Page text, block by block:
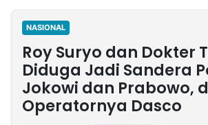
Nasional
International
Olahraga
Entertainment
Daerah
Pariwisata
Kuliner
Kolom
Network
NASIONAL
Roy Suryo dan Dokter
Diduga Jadi Sandera
Jokowi dan Prabowo,
Operatornya Dasco